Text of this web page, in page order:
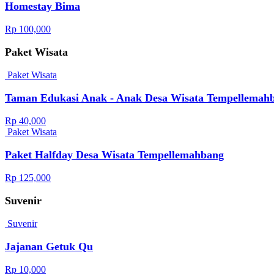
Homestay Bima
Rp 100,000
Paket Wisata
Paket Wisata
Taman Edukasi Anak - Anak Desa Wisata
Rp 40,000
Paket Wisata
Paket Halfday Desa Wisata Tempellemahbang
Rp 125,000
Suvenir
Suvenir
Jajanan Getuk Qu
Rp 10,000